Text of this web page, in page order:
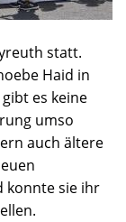
statt.
Haid in
es keine
umso
auch ältere
konnte sie ihr